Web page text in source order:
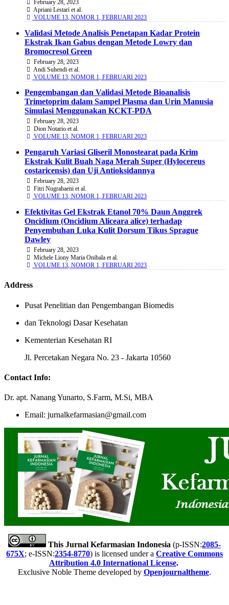
February 28, 2023
Apriani Lestari et al.
VOLUME 13, NOMOR 1, FEBRUARI 2023
Validasi Metode Analisis Penetapan Kadar Protein
Ekstrak Ikan Gabus dengan Metode Lowry dan
Bromocresol Green
February 28, 2023
Andi Suhendi et al.
VOLUME 13, NOMOR 1, FEBRUARI 2023
Pengembangan dan Validasi Metode Bioanalisis
Trimetoprim dalam Sampel Plasma dan Urin Manusia
Simulasi Menggunakan KCKT-PDA
February 28, 2023
Dion Notario et al.
VOLUME 13, NOMOR 1, FEBRUARI 2023
Pengaruh Variasi Gliseril Monostearat pada Krim
Ekstrak Kulit Buah Naga Merah Super (Hylocereus
costaricensis) dan Uji Antioksidannya
February 28, 2023
Fitri Nugrahaeni et al.
VOLUME 13, NOMOR 1, FEBRUARI 2023
Efektivitas Gel Ekstrak Etanol 70% Daun Anggrek
Oncidium (Oncidium Aliceara alice) terhadap
Penyembuhan Luka Kulit Dorsum Tikus Sprague
Dawley
February 28, 2023
Michele Liony Maria Onibala et al.
VOLUME 13, NOMOR 1, FEBRUARI 2023
Address
Pusat Penelitian dan Pengembangan Biomedis
dan Teknologi Dasar Kesehatan
Kementerian Kesehatan RI
Jl. Percetakan Negara No. 23 - Jakarta 10560
Contact Info:
Dr. apt. Nanang Yunarto, S.Farm, M.Si, MBA
Email: jurnalkefarmasian@gmail.com
This Jurnal Kefarmasian Indonesia (p-ISSN:2085-
675X; e-ISSN:2354-8770) is licensed under a Creative Commons
Attribution 4.0 International License.
Exclusive Noble Theme developed by Openjournaltheme.